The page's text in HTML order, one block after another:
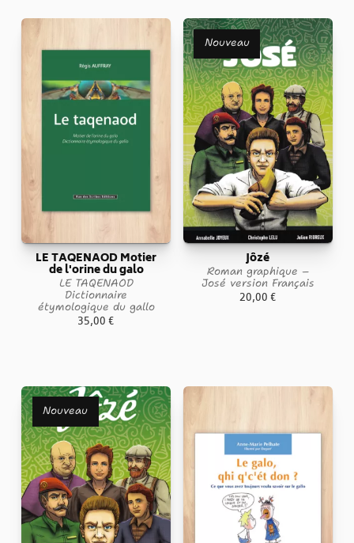
LE TAQENAOD Motier
de l'orine du galo
LE TAQENAOD
Dictionnaire
étymologique du gallo
35,00€
Nouveau
Jôzé
Roman graphique –
José version Français
20,00€
Nouveau